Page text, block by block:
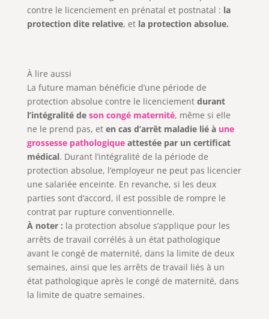
contre le licenciement en prénatal et postnatal : la
protection dite relative, et la protection absolue.
À lire aussi
La future maman bénéficie d’une période de
protection absolue contre le licenciement durant
l’intégralité de son congé maternité, même si elle
ne le prend pas, et en cas d’arrêt maladie lié à une
grossesse pathologique attestée par un certificat
médical. Durant l’intégralité de la période de
protection absolue, l’employeur ne peut pas licencier
une salariée enceinte. En revanche, si les deux
parties sont d’accord, il est possible de rompre le
contrat par rupture conventionnelle.
À noter : la protection absolue s’applique pour les
arrêts de travail corrélés à un état pathologique
avant le congé de maternité, dans la limite de deux
semaines, ainsi que les arrêts de travail liés à un
état pathologique après le congé de maternité, dans
la limite de quatre semaines.